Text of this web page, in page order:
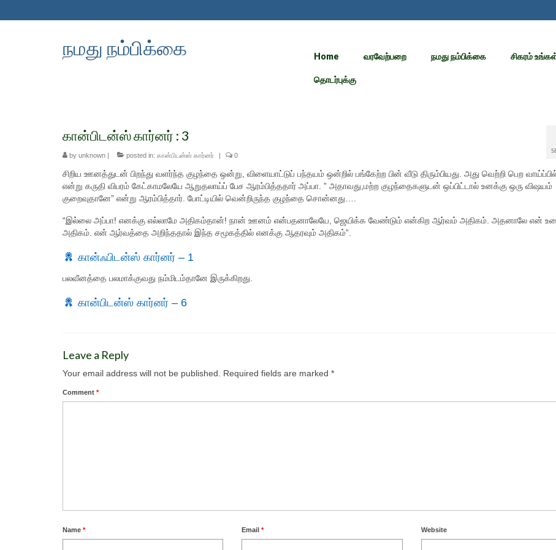
நமது நம்பிக்கை Home வரவேற்பறை நமது நம்பிக்கை சிகரம்
தொடர்புக்கு
கான்பிடன்ஸ் கார்னர் : 3
by unknown | posted in: கான்பிடன்ஸ் கார்னர் | 0
சிறிய ஊனத்துடன் பிறந்து வளர்ந்த குழந்தை ஒன்று, விளையாட்டுப் பந்தயம் ஒன்றில் பங்கேற்ற பின் வீடு திரும்பியது. அது வெற்றி பெற
என்று கருதி விபரம் கேட்காமலேயே ஆறுதலாய்ப் பேச ஆரம்பித்ததார் அப்பா. ” அதாவது,மற்ற குழந்தைகளுடன் ஒப்பிட்டால் உனக்கு ஒரு விஷயம்
குறைவுதானே” என்று ஆரம்பித்தார். போட்டியில் வென்றிருந்த குழந்தை சொன்னது….
“இல்லை அப்பா! எனக்கு எல்லாமே அதிகம்தான்! நான் ஊனம் என்பதனாலேயே, ஜெயிக்க வேண்டும் என்கிற ஆர்வம் அதிகம். அதனாலே என்
அதிகம். என் ஆர்வத்தை அறிந்ததால் இந்த சமூகத்தில் எனக்கு ஆதரவும் அதிகம்”.
கான்ஃபிடன்ஸ் கார்னர் – 1
பலவீனத்தை பலமாக்குவது நம்மிடம்தானே இருக்கிறது.
கான்பிடன்ஸ் கார்னர் – 6
Leave a Reply
Your email address will not be published. Required fields are marked *
Comment *
Name * Email* Website